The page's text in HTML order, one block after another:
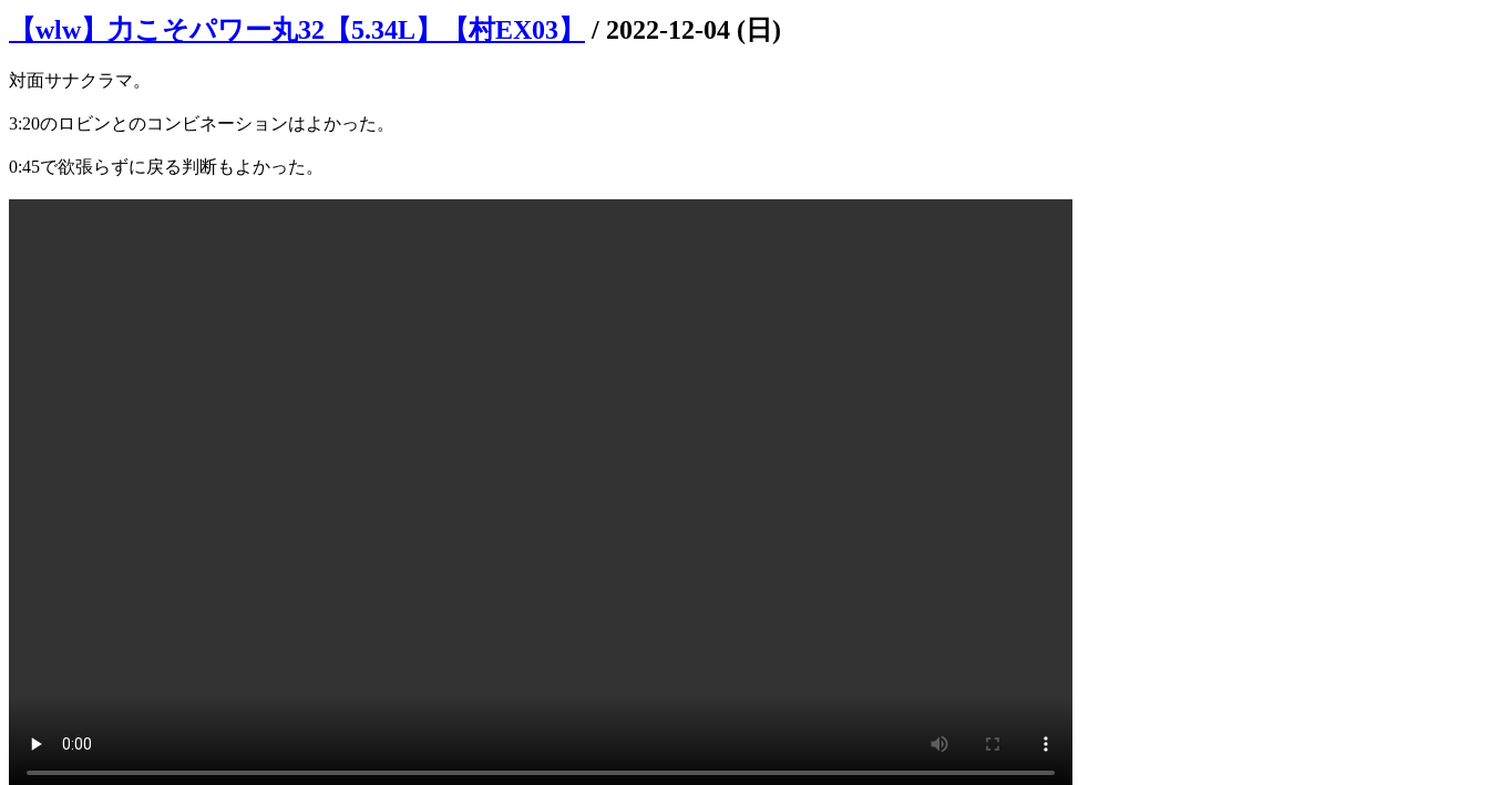
【wlw】力こそパワー丸32【5.34L】【村EX03】 / 2022-12-04 (日)
対面サナクラマ。
3:20のロビンとのコンビネーションはよかった。
0:45で欲張らずに戻る判断もよかった。